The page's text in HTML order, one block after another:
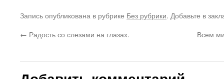
Запись опубликована в рубрике Без рубрики. Добавьте в
← Радость со слезами на глазах. Всем